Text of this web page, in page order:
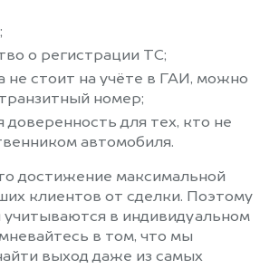
о регистрации ТС;
не стоит на учёте в ГАИ, можно
номер;
доверенность для тех, кто не
автомобиля.
достижение максимальной
клиентов от сделки. Поэтому
учитываются в индивидуальном
в том, что мы
выход даже из самых